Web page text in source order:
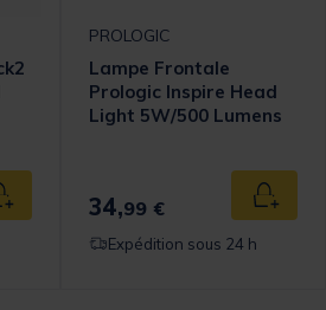
Rating
au panier
PROLOGIC
Lampe Frontale
Prologic Inspire Head
Light 5W/500 Lumens
34,99 €
Expédition sous 24 h